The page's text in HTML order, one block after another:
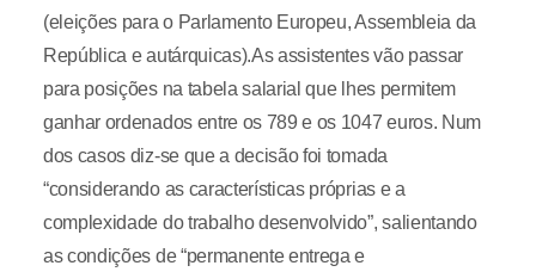
(eleições para o Parlamento Europeu, Assembleia da
República e autárquicas).As assistentes vão passar
para posições na tabela salarial que lhes permitem
ganhar ordenados entre os 789 e os 1047 euros. Num
dos casos diz-se que a decisão foi tomada
“considerando as características próprias e a
complexidade do trabalho desenvolvido”, salientando
as condições de “permanente entrega e